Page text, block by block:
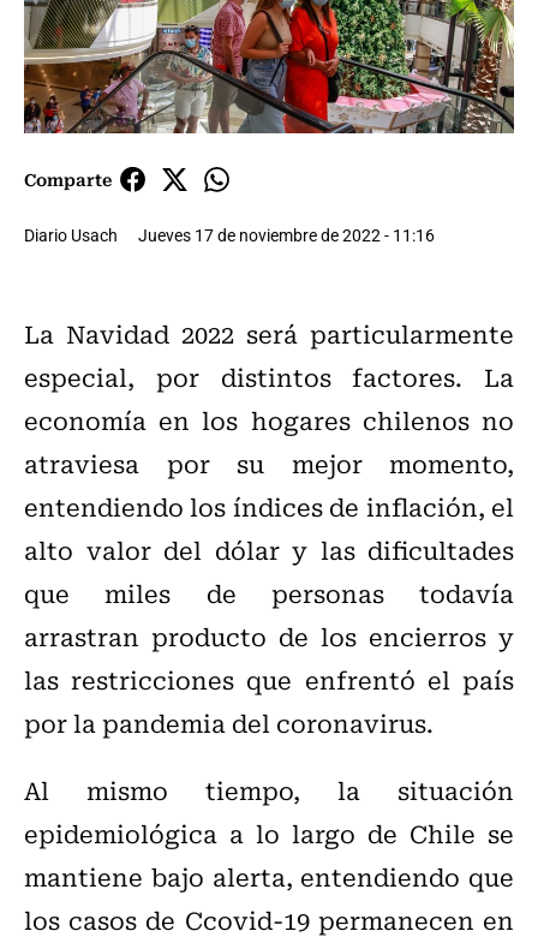
Comparte
Diario Usach Jueves 17 de noviembre de 2022 - 11:16
La Navidad 2022 será particularmente
especial, por distintos factores. La
economía en los hogares chilenos no
atraviesa por su mejor momento,
entendiendo los índices de inflación, el
alto valor del dólar y las dificultades
que miles de personas todavía
arrastran producto de los encierros y
las restricciones que enfrentó el país
por la pandemia del coronavirus.
Al mismo tiempo, la situación
epidemiológica a lo largo de Chile se
mantiene bajo alerta, entendiendo que
los casos de Ccovid-19 permanecen en